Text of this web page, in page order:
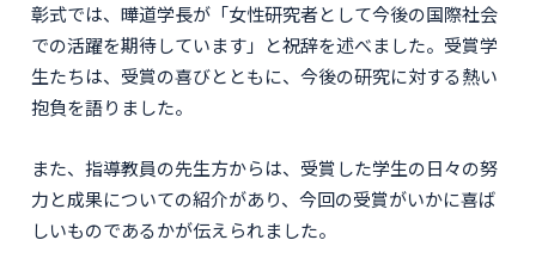
彰式では、曄道学長が「女性研究者として今後の国際社会
での活躍を期待しています」と祝辞を述べました。受賞学
生たちは、受賞の喜びとともに、今後の研究に対する熱い
抱負を語りました。
また、指導教員の先生方からは、受賞した学生の日々の努
力と成果についての紹介があり、今回の受賞がいかに喜ば
しいものであるかが伝えられました。